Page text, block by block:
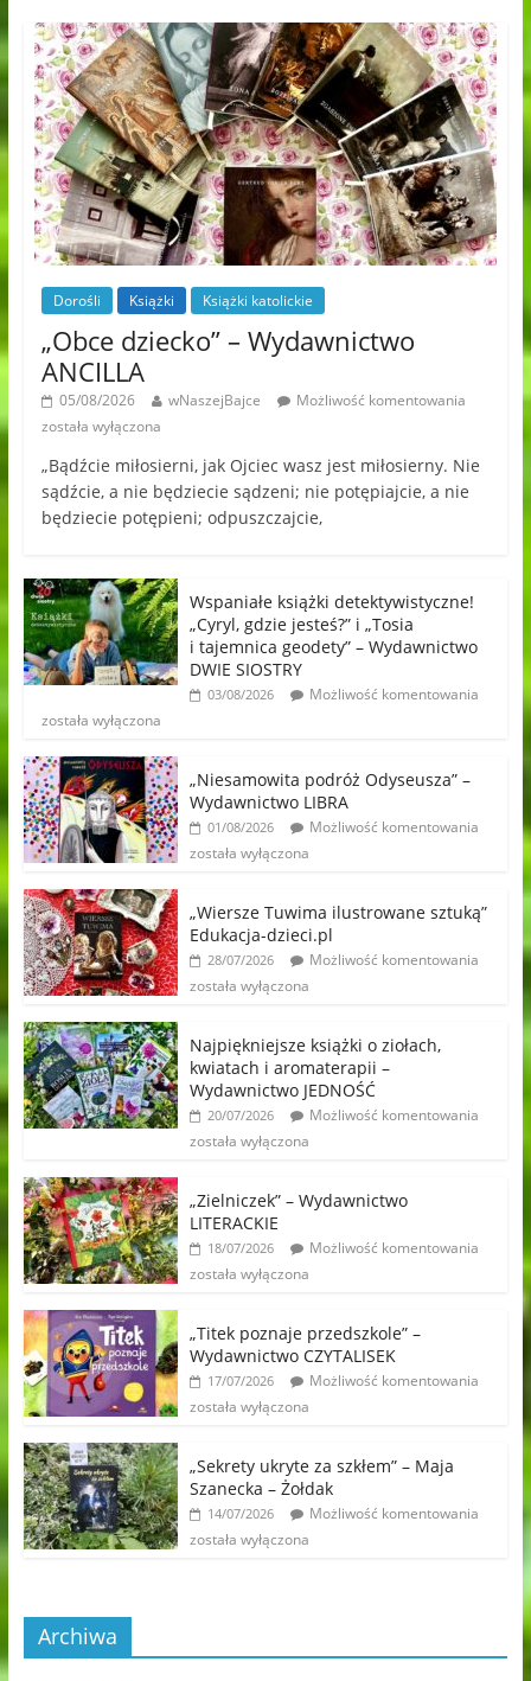
Dorośli Książki Książki katolickie
„Obce dziecko” – Wydawnictwo
ANCILLA
05/08/2026 wNaszejBajce
Możliwość komentowania
została wyłączona
„Bądźcie miłosierni, jak Ojciec wasz jest miłosierny. Nie
sądźcie, a nie będziecie sądzeni; nie potępiajcie, a nie
będziecie potępieni; odpuszczajcie,
Wspaniałe książki detektywistyczne!
„Cyryl, gdzie jesteś?” i „Tosia
i tajemnica geodety” – Wydawnictwo
DWIE SIOSTRY
03/08/2026
Możliwość komentowania
została wyłączona
„Niesamowita podróż Odyseusza” –
Wydawnictwo LIBRA
01/08/2026
Możliwość komentowania
została wyłączona
„Wiersze Tuwima ilustrowane sztuką”
Edukacja-dzieci.pl
28/07/2026
Możliwość komentowania
została wyłączona
Najpiękniejsze książki o ziołach,
kwiatach i aromaterapii –
Wydawnictwo JEDNOŚĆ
20/07/2026
Możliwość komentowania
została wyłączona
„Zielniczek” – Wydawnictwo
LITERACKIE
18/07/2026
Możliwość komentowania
została wyłączona
„Titek poznaje przedszkole” –
Wydawnictwo CZYTALISEK
17/07/2026
Możliwość komentowania
została wyłączona
„Sekrety ukryte za szkłem” – Maja
Szanecka – Żołdak
14/07/2026
Możliwość komentowania
została wyłączona
Archiwa